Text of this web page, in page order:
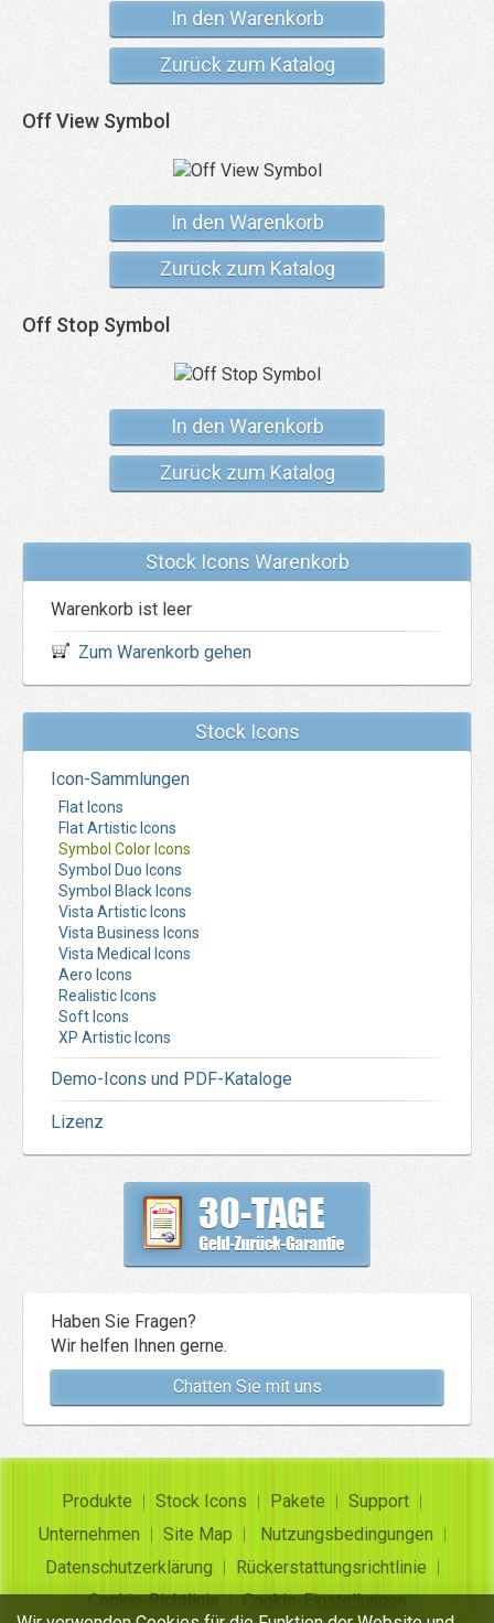
In den Warenkorb
Zurück zum Katalog
Off View Symbol
In den Warenkorb
Zurück zum Katalog
Off Stop Symbol
In den Warenkorb
Zurück zum Katalog
Stock Icons Warenkorb
Warenkorb ist leer
Zum Warenkorb gehen
Stock Icons
Icon-Sammlungen
Flat Icons
Flat Artistic Icons
Symbol Color Icons
Symbol Duo Icons
Symbol Black Icons
Vista Artistic Icons
Vista Business Icons
Vista Medical Icons
Aero Icons
Realistic Icons
Soft Icons
XP Artistic Icons
Demo-Icons und PDF-Kataloge
Lizenz
Haben Sie Fragen?
Wir helfen Ihnen gerne.
Chatten Sie mit uns
Produkte Stock Icons Pakete
Support
Unternehmen
Site Map
Nutzungsbedingungen
Datenschutzerklärung
Rückerstattungsrichtlinie
Cookie-Richtlinie
Cookie-Einstellungen